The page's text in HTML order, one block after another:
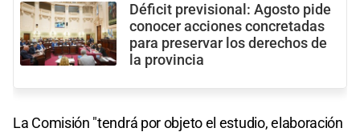
Déficit previsional: Agosto pide
conocer acciones concretadas
para preservar los derechos de
la provincia
La Comisión "tendrá por objeto el estudio, elaboración